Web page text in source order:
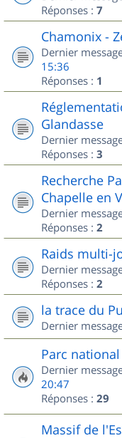
Réponses : 7
Chamonix -
Dernier
15:36
Réponses : 1
Glandasse
Dernier
Réponses : 3
Recherche
Chapelle en
Dernier
Réponses : 2
Raids multi-
Dernier
Réponses : 2
la trace du
Dernier
Parc
Dernier
20:47
Réponses : 29
Massif de